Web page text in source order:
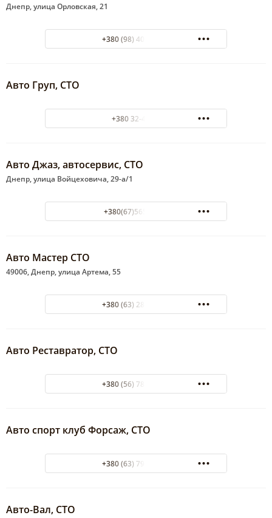
Днепр, улица Орловская, 21
+380 (98) 400-40-07
Авто Груп, СТО
+380 32-42-28
Авто Джаз, автосервис, СТО
Днепр, улица Войцеховича, 29-а/1
+380(67)565-79-14
Авто Мастер СТО
49006, Днепр, улица Артема, 55
+380 (63) 280-16-17
Авто Реставратор, СТО
+380 (56) 785-07-12
Авто спорт клуб Форсаж, СТО
+380 (63) 796-11-79
Авто-Вал, СТО